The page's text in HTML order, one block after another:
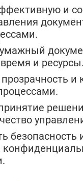
и
и ресурсы.
и
безопасность